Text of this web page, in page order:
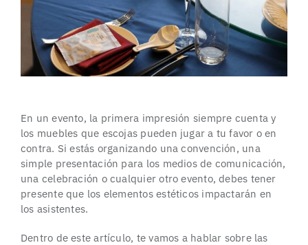
En un evento, la primera impresión siempre cuenta y
los muebles que escojas pueden jugar a tu favor o en
contra. Si estás organizando una convención, una
simple presentación para los medios de comunicación,
una celebración o cualquier otro evento, debes tener
presente que los elementos estéticos impactarán en
los asistentes.
Dentro de este artículo, te vamos a hablar sobre las